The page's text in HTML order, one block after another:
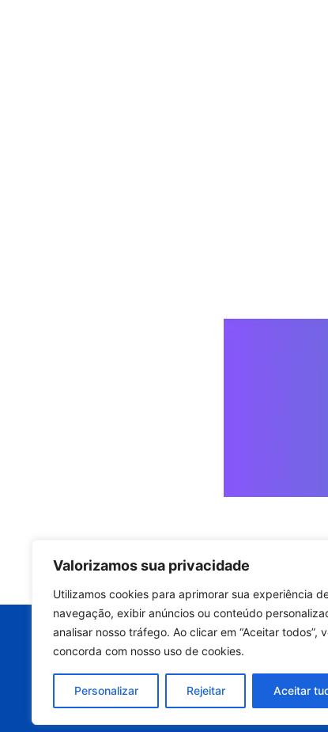
Valorizamos sua privacidade
Utilizamos cookies para aprimorar sua experiência
navegação, exibir anúncios ou conteúdo
analisar nosso tráfego. Ao clicar em “Aceitar todos”,
concorda com nosso uso de cookies.
Personalizar Rejeitar Aceitar
Quer manter
Entre em contato
avaliação